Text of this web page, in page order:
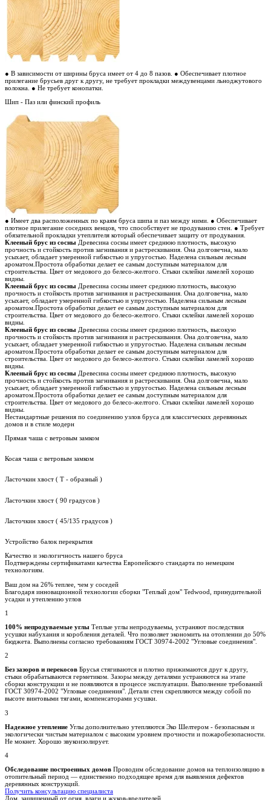
● В зависимости от ширины бруса имеет от 4 до 8 пазов. ● Обеспечивает плотное
прилегание брусьев друг к другу, не требует прокладки междувенцами льноджутового
волокна. ● Не требует конопатки.
Шип - Паз или финский профиль
● Имеет два расположенных по краям бруса шипа и паз между ними. ● Обеспечивает
плотное прилегание соседних венцов, что способствует не продуванию стен. ● Требует
обязательной прокладки утеплителя который обеспечивает защиту от продувания.
Клееный брус из сосны Древесина сосны имеет среднюю плотность, высокую
прочность и стойкость против загнивания и растрескивания. Она долговечна, мало
усыхает, обладает умеренной гибкостью и упругостью. Наделена сильным лесным
ароматом.Простота обработки делает ее самым доступным материалом для
строительства. Цвет от медового до белесо-желтого. Стыки склейки ламелей хорошо
видны.
Клееный брус из сосны Древесина сосны имеет среднюю плотность, высокую
прочность и стойкость против загнивания и растрескивания. Она долговечна, мало
усыхает, обладает умеренной гибкостью и упругостью. Наделена сильным лесным
ароматом.Простота обработки делает ее самым доступным материалом для
строительства. Цвет от медового до белесо-желтого. Стыки склейки ламелей хорошо
видны.
Клееный брус из сосны Древесина сосны имеет среднюю плотность, высокую
прочность и стойкость против загнивания и растрескивания. Она долговечна, мало
усыхает, обладает умеренной гибкостью и упругостью. Наделена сильным лесным
ароматом.Простота обработки делает ее самым доступным материалом для
строительства. Цвет от медового до белесо-желтого. Стыки склейки ламелей хорошо
видны.
Клееный брус из сосны Древесина сосны имеет среднюю плотность, высокую
прочность и стойкость против загнивания и растрескивания. Она долговечна, мало
усыхает, обладает умеренной гибкостью и упругостью. Наделена сильным лесным
ароматом.Простота обработки делает ее самым доступным материалом для
строительства. Цвет от медового до белесо-желтого. Стыки склейки ламелей хорошо
видны.
Нестандартные решения по соединению узлов бруса для классических деревянных
домов и в стиле модерн
Прямая чаша с ветровым замком
Косая чаша с ветровым замком
Ласточкин хвост ( Т - образный )
Ласточкин хвост ( 90 градусов )
Ласточкин хвост ( 45/135 градусов )
Устройство балок перекрытия
Качество и экологичность нашего бруса
Подтверждены сертификатами качества Европейского стандарта по немецким
технологиям.
Ваш дом на 26% теплее, чем у соседей
Благодаря инновационной технологии сборки "Теплый дом" Tedwood, принудительной
усадки и утеплению углов
1
100% непродуваемые углы Теплые углы непродуваемы, устраняют последствия
усушки набухания и коробления деталей. Что позволяет экономить на отоплении до 50%
бюджета. Выполнены согласно требованиям ГОСТ 30974-2002 "Угловые соединения".
2
Без зазоров и перекосов Брусья стягиваются и плотно прижимаются друг к другу,
стыки обрабатываются герметиком. Зазоры между деталями устраняются на этапе
сборки конструкции и не появляются в процессе эксплуатации. Выполнение требований
ГОСТ 30974-2002 "Угловые соединения". Детали стен скрепляются между собой по
высоте винтовыми тягами, компенсаторами усушки.
3
Надежное утепление Углы дополнительно утепляются Эко Шелтером - безопасным и
экологически чистым материалом с высоким уровнем прочности и пожаробезопасности.
Не мокнет. Хорошо звукоизолирует.
4
Обследование построенных домов Проводим обследование домов на теплоизоляцию в
отопительный период — единственно подходящее время для выявления дефектов
деревянных конструкций.
Получить консультацию специалиста
Дом, защищенный от огня, влаги и жуков-вредителей